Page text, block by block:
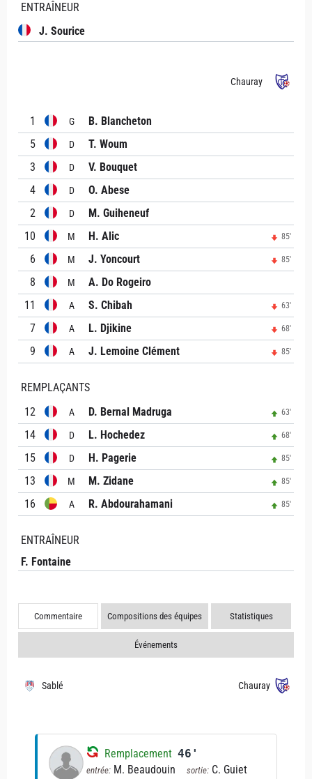
ENTRAÎNEUR
J. Sourice
Chauray
1 G
B. Blancheton
5
D
T. Woum
3
D
V. Bouquet
4
D
O. Abese
2
D
M. Guiheneuf
10
M H. Alic 85'
6 M J. Yoncourt 85'
8 M
A. Do Rogeiro
11
A S. Chibah 63'
7 A L. Djikine 68'
9 A J. Lemoine Clément 85'
REMPLAÇANTS
12
A D. Bernal Madruga 63'
14 D L. Hochedez 68'
15 D H. Pagerie 85'
13 M M. Zidane 85'
16 A R. Abdourahamani 85'
ENTRAÎNEUR
F. Fontaine
Commentaire Compositions des équipes Statistiques
Événements
Sablé Chauray
Remplacement 46'
entrée: M. Beaudouin sortie: C. Guiet